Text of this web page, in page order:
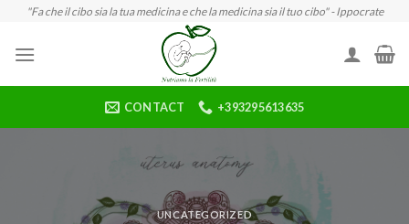
content
"Fa che il cibo sia la tua medicina e che la medicina sia il tuo cibo" - Ippocrate
CONTACT +393295613635
UNCATEGORIZED